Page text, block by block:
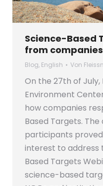
Science-Based
from
Blog, English Von
On the 27th of July,
Environment
how companies
Based Targets.
participants
interest to address
Based Targets
science-based